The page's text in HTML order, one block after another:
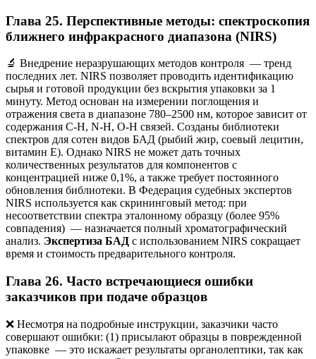
Глава 25. Перспективные методы: спектроскопия
ближнего инфракрасного диапазона (NIRS)
🔬 Внедрение неразрушающих методов контроля — тренд
последних лет. NIRS позволяет проводить идентификацию
сырья и готовой продукции без вскрытия упаковки за 1
минуту. Метод основан на измерении поглощения и
отражения света в диапазоне 780–2500 нм, которое зависит от
содержания C-H, N-H, O-H связей. Созданы библиотеки
спектров для сотен видов БАД (рыбий жир, соевый лецитин,
витамин Е). Однако NIRS не может дать точных
количественных результатов для компонентов с
концентрацией ниже 0,1%, а также требует постоянного
обновления библиотеки. В Федерация судебных экспертов
NIRS используется как скрининговый метод: при
несоответствии спектра эталонному образцу (более 95%
совпадения) — назначается полный хроматографический
анализ. Экспертиза БАД с использованием NIRS сокращает
время и стоимость предварительного контроля.
Глава 26. Часто встречающиеся ошибки
заказчиков при подаче образцов
❌ Несмотря на подробные инструкции, заказчики часто
совершают ошибки: (1) присылают образцы в поврежденной
упаковке — это искажает результаты органолептики, так как